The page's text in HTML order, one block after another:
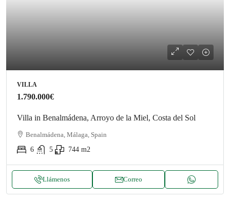
VILLA
1.790.000€
Villa in Benalmádena, Arroyo de la Miel, Costa del Sol
Benalmádena, Málaga, Spain
6
5 744 m2
Llámenos Correo